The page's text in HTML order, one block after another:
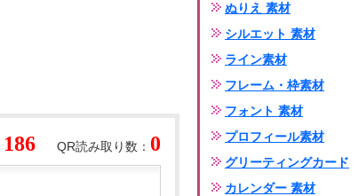
QR読み取り数： 0
186
ぬりえ 素材
シルエット 素材
ライン素材
フレーム・枠素材
フォント 素材
プロフィール素材
グリーティングカード
カレンダー 素材